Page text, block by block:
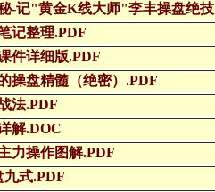
-记"黄金K线大师"李丰操盘绝技
记整理.PDF
件详细版.PDF
操盘精髓（绝密）.PDF
法.PDF
解.DOC
力操作图解.PDF
九式.PDF